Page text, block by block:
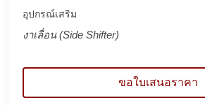
อุปกรณ์เสริม
งาเลื่อน (Side Shifter)
ขอใบเสนอราคา